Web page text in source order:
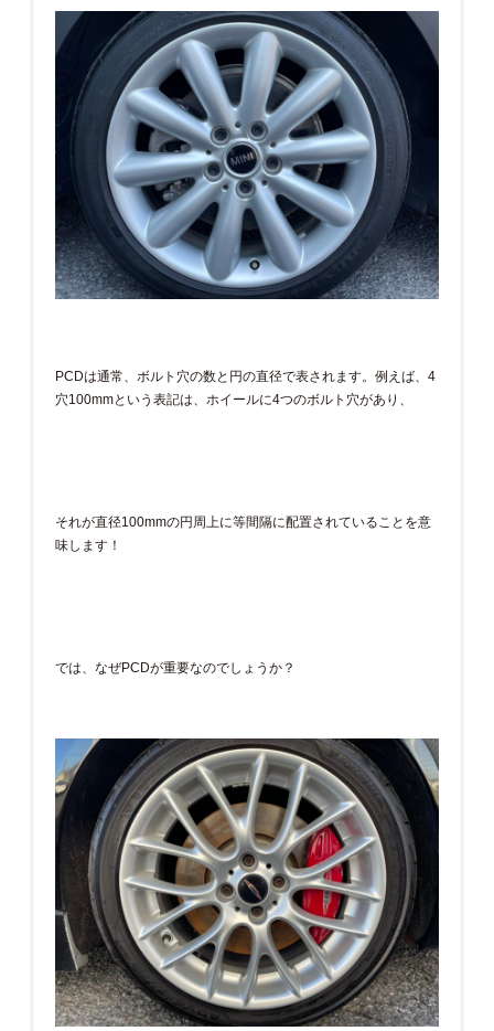
PCDは通常、ボルト穴の数と円の直径で表されます。例えば、4
穴100mmという表記は、ホイールに4つのボルト穴があり、
それが直径100mmの円周上に等間隔に配置されていることを意
味します！
では、なぜPCDが重要なのでしょうか？